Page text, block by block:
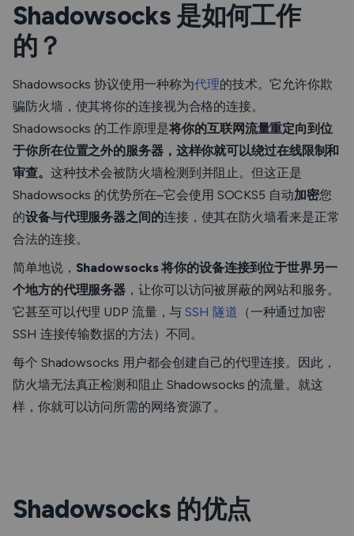
Shadowsocks 是如何工作
的？
Shadowsocks 协议使用一种称为代理的技术。它允许你欺
骗防火墙，使其将你的连接视为合格的连接。
Shadowsocks 的工作原理是将你的互联网流量重定向到位
于你所在位置之外的服务器，这样你就可以绕过在线限制和
审查。 这种技术会被防火墙检测到并阻止。但这正是
Shadowsocks 的优势所在–它会使用 SOCKS5 自动加密您
的设备与代理服务器之间的连接，使其在防火墙看来是正常
合法的连接。
简单地说， Shadowsocks 将你的设备连接到位于世界另一
个地方的代理服务器 ，让你可以访问被屏蔽的网站和服务。
它甚至可以代理 UDP 流量，与SSH 隧道 （一种通过加密
SSH 连接传输数据的方法）不同。
每个 Shadowsocks 用户都会创建自己的代理连接。因此，
防火墙无法真正检测和阻止 Shadowsocks 的流量。就这
样，你就可以访问所需的网络资源了。
Shadowsocks 的优点